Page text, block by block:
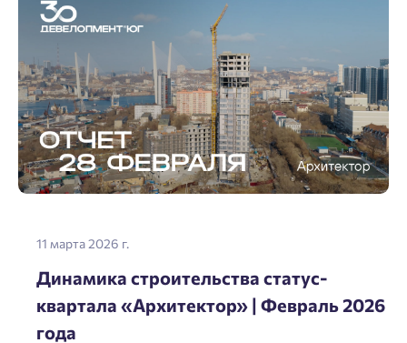
11 марта 2026 г.
Динамика строительства статус-
квартала «Архитектор» | Февраль 2026
года
Пожалуйста, оставьте ваши контакты и мы вам
перезвоним.
Имя
кабинет
Добавляйте планировки в избранное
Выбор города